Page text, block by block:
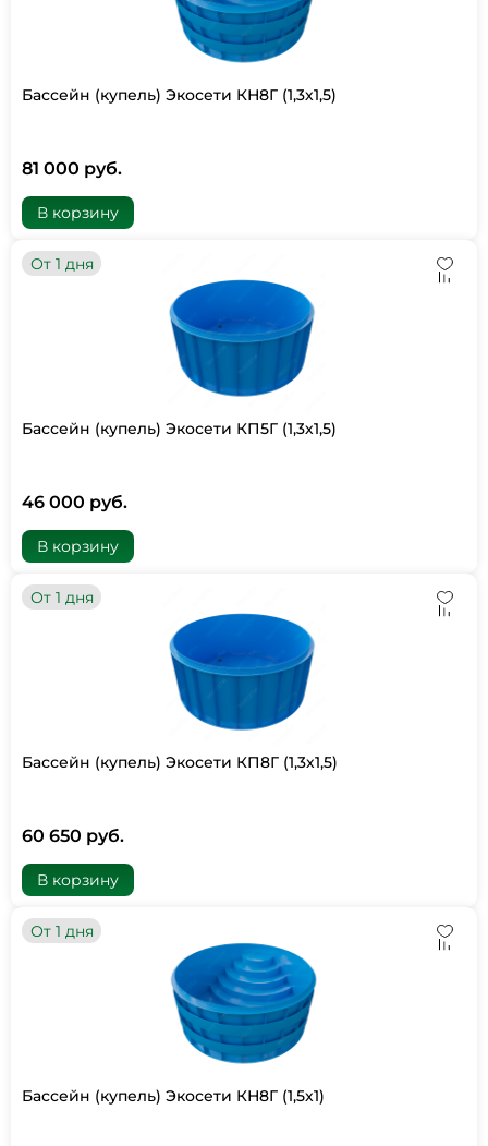
Бассейн (купель) Экосети КН8Г (1,3х1,5)
81 000 руб.
В корзину
От 1 дня
Бассейн (купель) Экосети КП5Г (1,3х1,5)
46 000 руб.
В корзину
От 1 дня
Бассейн (купель) Экосети КП8Г (1,3х1,5)
60 650 руб.
В корзину
От 1 дня
Бассейн (купель) Экосети КН8Г (1,5х1)